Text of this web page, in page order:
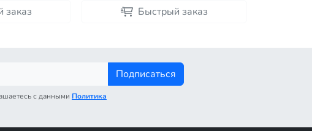
заказ Быстрый заказ
Подписаться
с данными Политика